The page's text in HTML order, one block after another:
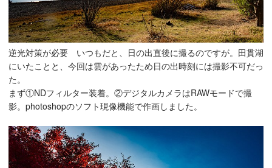
逆光対策が必要 いつもだと、日の出直後に撮るのですが。田貫湖
にいたことと、今回は雲があったため日の出時刻には撮影不可だっ
た。
まず①NDフィルター装着。②デジタルカメラはRAWモードで撮
影。photoshopのソフト現像機能で作画しました。